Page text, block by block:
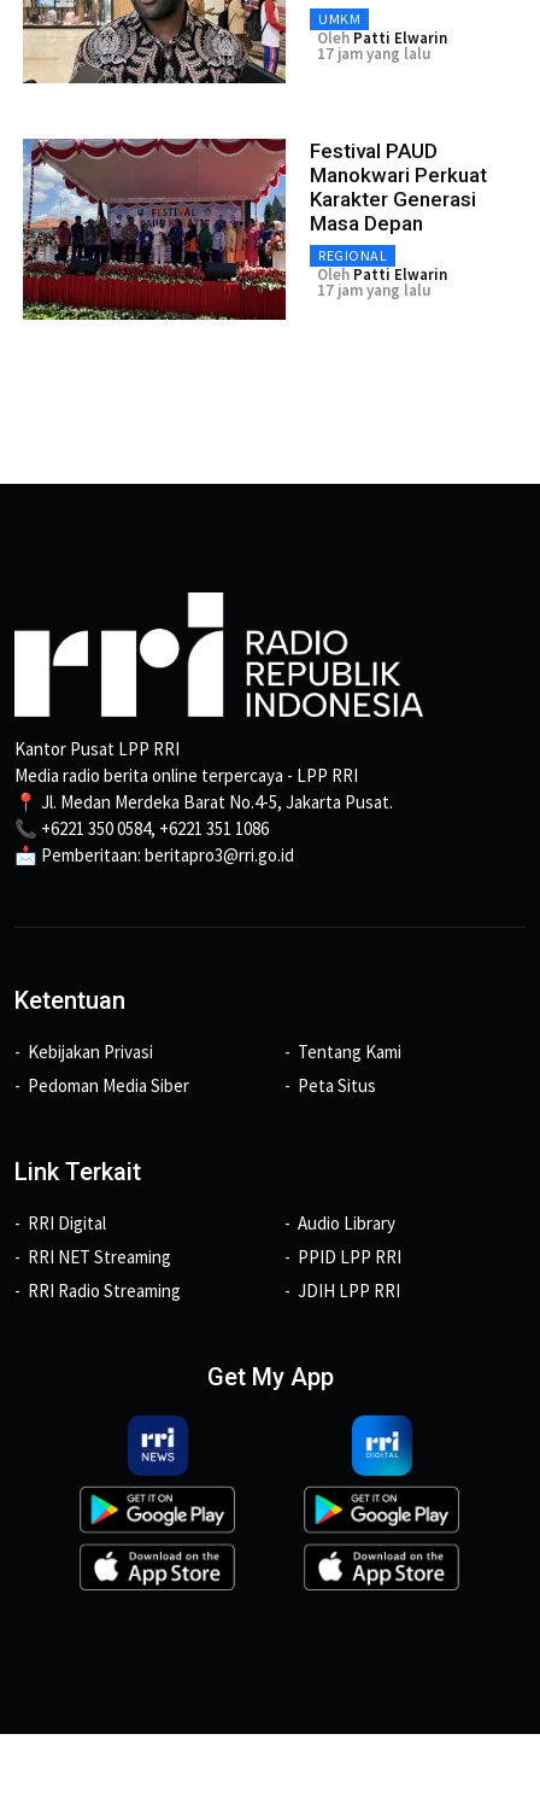
UMKM
Oleh Patti Elwarin
17 jam yang lalu
Festival PAUD
Manokwari Perkuat
Karakter Generasi
Masa Depan
REGIONAL
Oleh Patti Elwarin
17 jam yang lalu
Kantor Pusat LPP RRI
Media radio berita online terpercaya - LPP RRI
📍 Jl. Medan Merdeka Barat No.4-5, Jakarta Pusat.
📞 +6221 350 0584, +6221 351 1086
📩 Pemberitaan: beritapro3@rri.go.id
Ketentuan
Kebijakan Privasi
Pedoman Media Siber
Tentang Kami
Peta Situs
Link Terkait
RRI Digital
RRI NET Streaming
RRI Radio Streaming
Audio Library
PPID LPP RRI
JDIH LPP RRI
Get My App